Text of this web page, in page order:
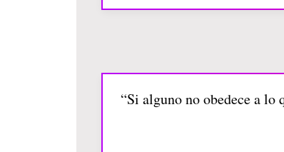
“Si alguno no obedece a lo